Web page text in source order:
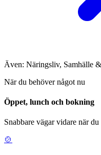
Även: Näringsliv, Samhälle
När du behöver något nu
Öppet, lunch och bokning
Snabbare vägar vidare när
🍲